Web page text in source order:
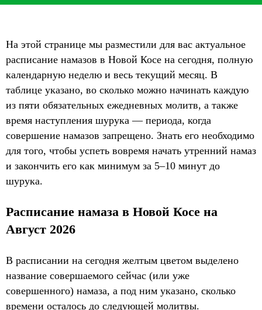
На этой странице мы разместили для вас актуальное
расписание намазов в Новой Косе на сегодня, полную
календарную неделю и весь текущий месяц. В
таблице указано, во сколько можно начинать каждую
из пяти обязательных ежедневных молитв, а также
время наступления шурука — периода, когда
совершение намазов запрещено. Знать его необходимо
для того, чтобы успеть вовремя начать утренний намаз
и закончить его как минимум за 5–10 минут до
шурука.
Расписание намаза в Новой Косе на
Август 2026
В расписании на сегодня желтым цветом выделено
название совершаемого сейчас (или уже
совершенного) намаза, а под ним указано, сколько
времени осталось до следующей молитвы.